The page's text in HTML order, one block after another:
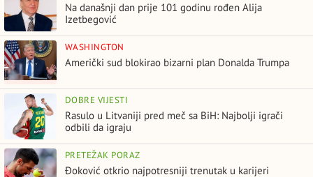
Na današnji dan prije 101 godinu rođen Alija
Izetbegović
WASHINGTON
Američki sud blokirao bizarni plan Donalda Trumpa
DOBRE VIJESTI
Rasulo u Litvaniji pred meč sa BiH: Najbolji igrači
odbili da igraju
PRETEŽAK PORAZ
Đoković otkrio najpotresniji trenutak u karijeri